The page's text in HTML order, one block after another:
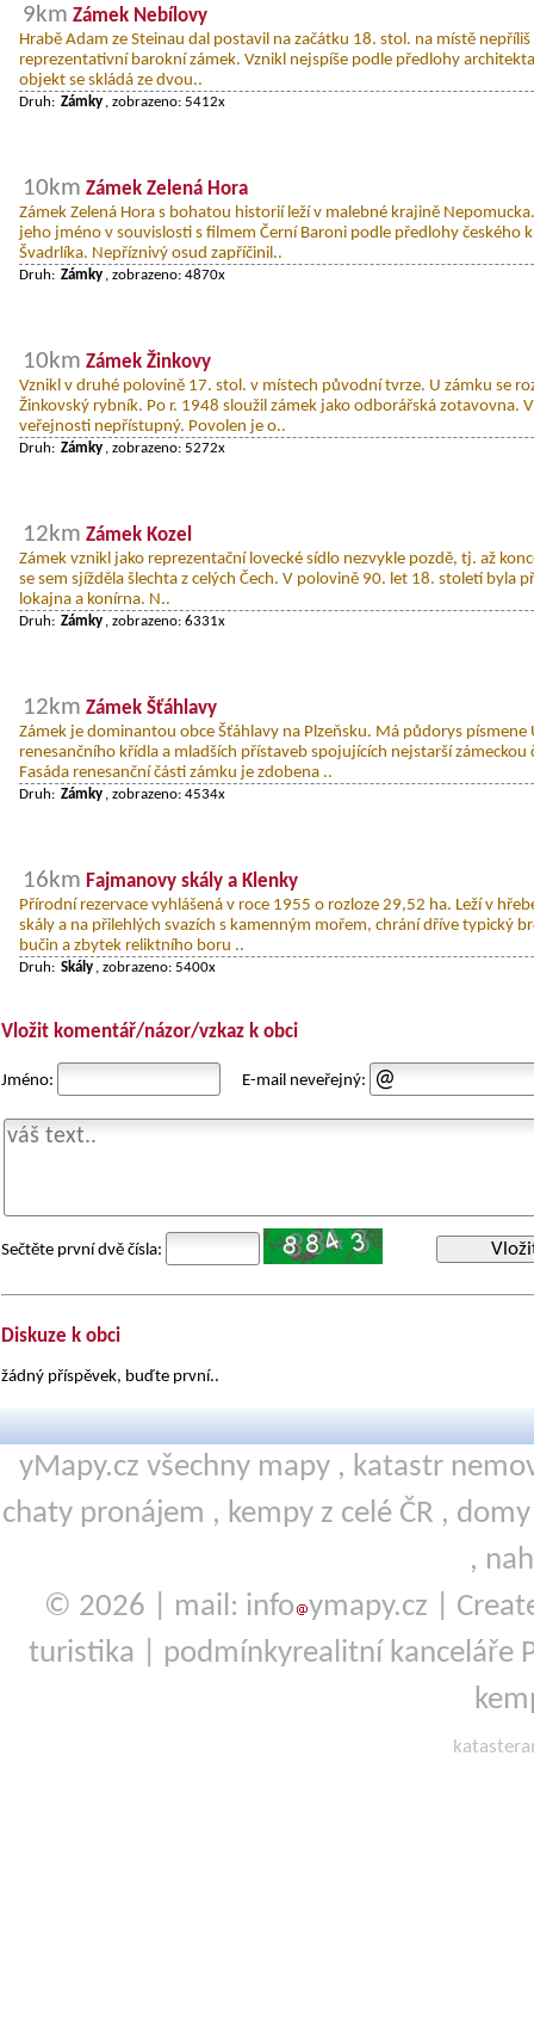
9km Zámek Nebílovy
Hrabě Adam ze Steinau dal postavil na začátku 18. stol. na místě
reprezentativní barokní zámek. Vznikl nejspíše podle předlohy
objekt se skládá ze dvou..
Druh: Zámky , zobrazeno: 5412x
10km Zámek Zelená Hora
Zámek Zelená Hora s bohatou historií leží v malebné krajině
jeho jméno v souvislosti s filmem Černí Baroni podle předlohy českého
Švadrlíka. Nepříznivý osud zapříčinil..
Druh: Zámky , zobrazeno: 4870x
10km Zámek Žinkovy
Vznikl v druhé polovině 17. stol. v místech původní tvrze. U zámku se
Žinkovský rybník. Po r. 1948 sloužil zámek jako odborářská zotavovna.
veřejnosti nepřístupný. Povolen je o..
Druh: Zámky , zobrazeno: 5272x
12km Zámek Kozel
Zámek vznikl jako reprezentační lovecké sídlo nezvykle pozdě, tj. až
se sem sjížděla šlechta z celých Čech. V polovině 90. let 18. století byla
lokajna a konírna. N..
Druh: Zámky , zobrazeno: 6331x
12km Zámek Šťáhlavy
Zámek je dominantou obce Šťáhlavy na Plzeňsku. Má půdorys písmene
renesančního křídla a mladších přístaveb spojujících nejstarší
Fasáda renesanční části zámku je zdobena ..
Druh: Zámky , zobrazeno: 4534x
16km Fajmanovy skály a Klenky
Přírodní rezervace vyhlášená v roce 1955 o rozloze 29,52 ha. Leží v
skály a na přilehlých svazích s kamenným mořem, chrání dříve typický
bučin a zbytek reliktního boru ..
Druh: Skály , zobrazeno: 5400x
Vložit komentář/názor/vzkaz k obci
Jméno: E-mail neveřejný:
Sečtěte první dvě čísla:
Diskuze k obci
žádný příspěvek, buďte první..
yMapy.cz všechny mapy , katastr
chaty pronájem , kempy z celé ČR ,
,
© 2026 | mail: info ymapy.cz |
turistika
podmínkyrealitní kanceláře